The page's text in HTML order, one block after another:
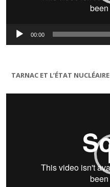
00:00
TARNAC ET L’ÉTAT NUCLÉAIRE
Lecteur